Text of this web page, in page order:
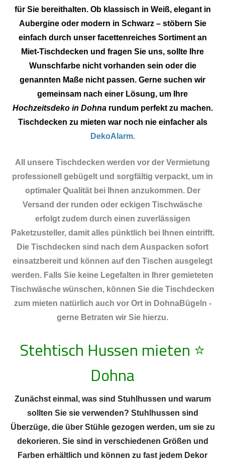
für Sie bereithalten. Ob klassisch in Weiß, elegant in
Aubergine oder modern in Schwarz – stöbern Sie
einfach durch unser facettenreiches Sortiment an
Miet-Tischdecken und fragen Sie uns, sollte Ihre
Wunschfarbe nicht vorhanden sein oder die
genannten Maße nicht passen. Gerne suchen wir
gemeinsam nach einer Lösung, um Ihre
Hochzeitsdeko in Dohnarundum perfekt zu machen.
Tischdecken zu mieten war noch nie einfacher als
DekoAlarm.
All unsere Tischdecken werden vor der Vermietung
professionell gebügelt und sorgfältig verpackt, um in
optimaler Qualität bei Ihnen anzukommen. Der
Versand der runden oder eckigen Tischwäsche
erfolgt zudem durch einen zuverlässigen
Paketzusteller, damit alles pünktlich bei Ihnen eintrifft.
Die Tischdecken sind nach dem Auspacken sofort
einsatzbereit und können auf den Tischen ausgelegt
werden. Falls Sie keine Legefalten in Ihrer gemieteten
Tischwäsche wünschen, können Sie die Tischdecken
zum mieten natürlich auch vor Ort in DohnaBügeln -
gerne Betraten wir Sie hierzu.
Stehtisch Hussen mieten ⭐
Dohna
Zunächst einmal, was sind Stuhlhussen und warum
sollten Sie sie verwenden? Stuhlhussen sind
Überzüge, die über Stühle gezogen werden, um sie zu
dekorieren. Sie sind in verschiedenen Größen und
Farben erhältlich und können zu fast jedem Dekor